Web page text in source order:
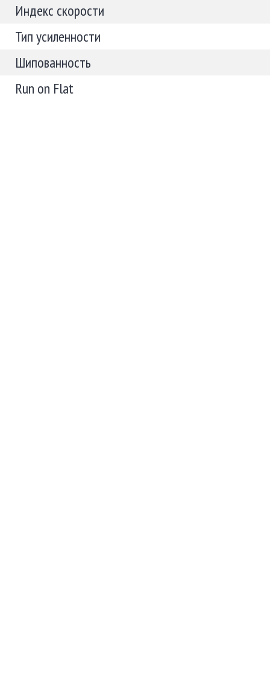
Индекс скорости
Тип усиленности
Шипованность
Run on Flat